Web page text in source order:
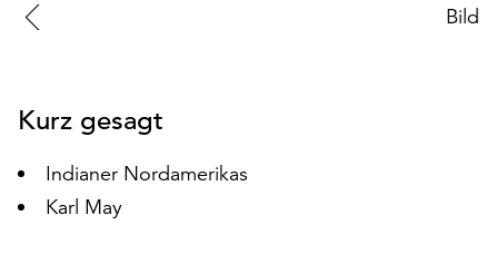
Bild
Kurz gesagt
Indianer Nordamerikas
Karl May